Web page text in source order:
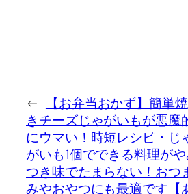
←
【お弁当おかず】簡単焼
きチーズじゃがいもが悪魔
にウマい！時短レシピ・じ
がいも1個でできる料理が
つき味でたまらない！おつ
みやおやつにも最適です【